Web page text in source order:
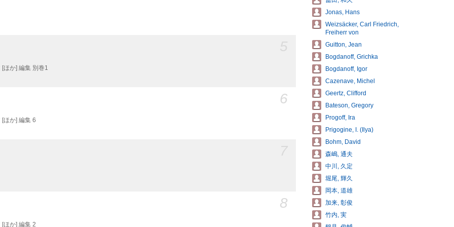
ほか] 編集 別巻1
6
ほか] 編集 6
8
ほか] 編集 2
Jonas, Hans
Weizsäcker, Carl Friedrich,
Freiherr von
Guitton, Jean
Bogdanoff, Grichka
Bogdanoff, Igor
Cazenave, Michel
Geertz, Clifford
Bateson, Gregory
Progoff, Ira
Prigogine, I. (Ilya)
Bohm, David
森嶋, 通夫
中川, 久定
堀尾, 輝久
岡本, 道雄
加来, 彰俊
竹内, 実